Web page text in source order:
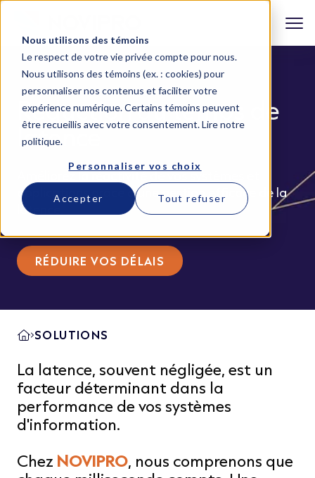
Nous utilisons des témoins
Le respect de votre vie privée compte pour nous.
Nous utilisons des témoins (ex. : cookies) pour
personnaliser nos contenus et faciliter votre
expérience numérique. Certains témoins peuvent
être recueillis avec votre consentement.Lire notre
politique.
Personnaliser vos choix
Accepter Tout refuser
Réduction du temps de
latence
Améliorez la réactivité de vos systèmes et
applications grâce à une gestion efficace de la
latence.
RÉDUIRE VOS DÉLAIS
SOLUTIONS
La latence, souvent négligée, est un
facteur déterminant dans la
performance de vos systèmes
d'information.
Chez NOVIPRO, nous comprenons que